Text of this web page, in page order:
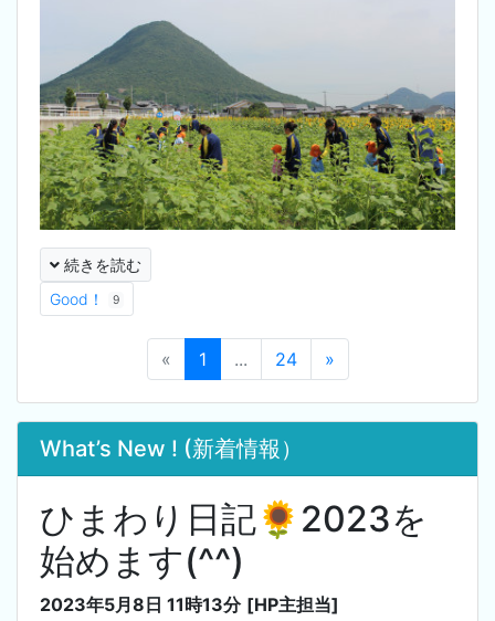
続きを読む
Good！
9
« 1 ... 24 »
What’s New ! (新着情報）
ひまわり日記🌻2023を
始めます(^^)
2023年5月8日 11時13分 [HP主担当]